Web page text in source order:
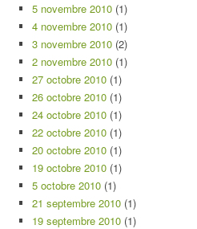
5 novembre 2010 (1)
4 novembre 2010 (1)
3 novembre 2010 (2)
2 novembre 2010 (1)
27 octobre 2010 (1)
26 octobre 2010 (1)
24 octobre 2010 (1)
22 octobre 2010 (1)
20 octobre 2010 (1)
19 octobre 2010 (1)
5 octobre 2010 (1)
21 septembre 2010 (1)
19 septembre 2010 (1)